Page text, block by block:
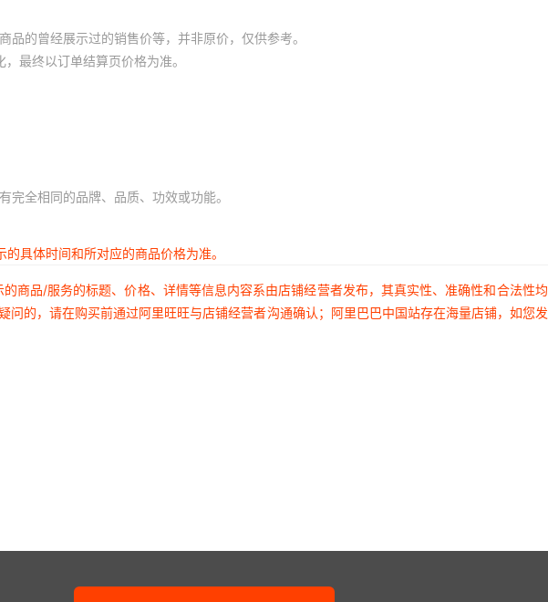
的曾经展示过的销售价等，并非原价，仅供参考。
最终以订单结算页价格为准。
全相同的品牌、品质、功效或功能。
具体时间和所对应的商品价格为准。
商品/服务的标题、价格、详情等信息内容系由店铺经营者发布，其真实性、准确性和合法性
的，请在购买前通过阿里旺旺与店铺经营者沟通确认；阿里巴巴中国站存在海量店铺，如您